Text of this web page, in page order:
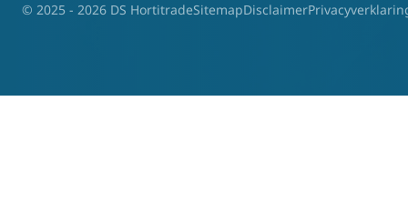
© 2025 - 2026 DS HortitradeSitemapDisclaimer